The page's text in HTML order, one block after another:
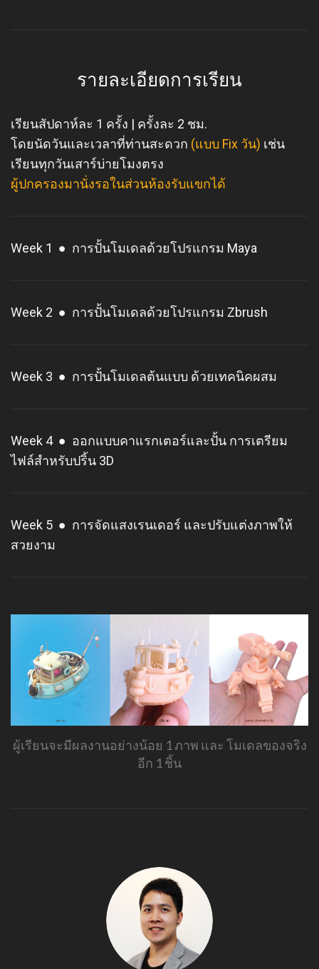
รายละเอียดการเรียน
เรียนสัปดาห์ละ 1 ครั้ง | ครั้งละ 2 ชม.
โดยนัดวันและเวลาที่ท่านสะดวก (แบบ Fix วัน) เช่น
เรียนทุกวันเสาร์บ่ายโมงตรง
ผู้ปกครองมานั่งรอในส่วนห้องรับแขกได้
Week 1 ● การปั้นโมเดลด้วยโปรแกรม Maya
Week 2 ● การปั้นโมเดลด้วยโปรแกรม Zbrush
Week 3 ● การปั้นโมเดลต้นแบบ ด้วยเทคนิคผสม
Week 4 ● ออกแบบคาแรกเตอร์และปั้น การเตรียม
ไฟล์สำหรับปริ้น 3D
Week 5 ● การจัดแสงเรนเดอร์ และปรับแต่งภาพให้
สวยงาม
ผู้เรียนจะมีผลงานอย่างน้อย 1 ภาพ และ โมเดลของจริง
อีก 1 ชิ้น